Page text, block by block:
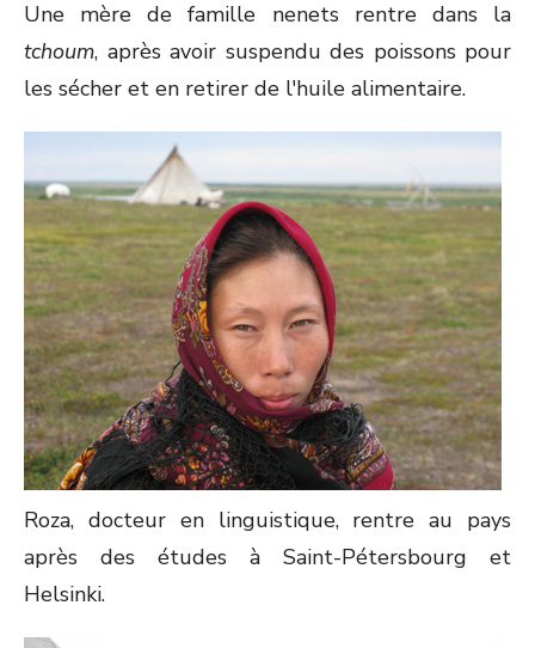
Une mère de famille nenets rentre dans la
tchoum, après avoir suspendu des poissons pour
les sécher et en retirer de l'huile alimentaire.
Roza, docteur en linguistique, rentre au pays
après des études à Saint-Pétersbourg et
Helsinki.